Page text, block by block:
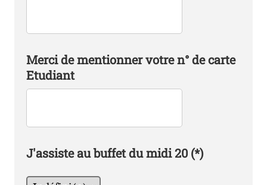
Merci de mentionner votre n° de carte
Etudiant
J'assiste au buffet du midi 20 (*)